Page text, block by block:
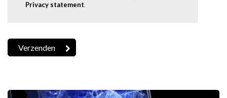
Privacy statement.